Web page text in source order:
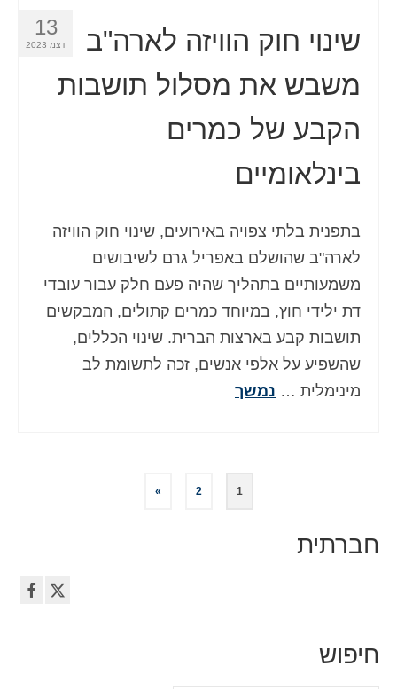
13
דצמ 2023
שינוי חוק הוויזה לארה"ב
משבש את מסלול תושבות
הקבע של כמרים
בינלאומיים
בתפנית בלתי צפויה באירועים, שינוי חוק הוויזה
לארה"ב שהושלם באפריל גרם לשיבושים
משמעותיים בתהליך שהיה פעם חלק עבור עובדי
דת ילידי חוץ, במיוחד כמרים קתולים, המבקשים
תושבות קבע בארצות הברית. שינוי הכללים,
שהשפיע על אלפי אנשים, זכה לתשומת לב
מינימלית … נמשך
pagination
1
2
»
חברתית
חיפוש